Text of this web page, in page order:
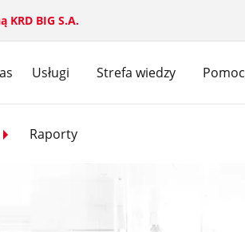
KRD BIG S.A.
Usługi Strefa wiedzy Pomoc
Raporty